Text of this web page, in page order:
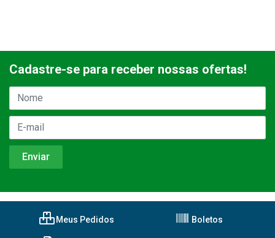
Cadastre-se para receber nossas ofertas!
Meus Pedidos Boletos